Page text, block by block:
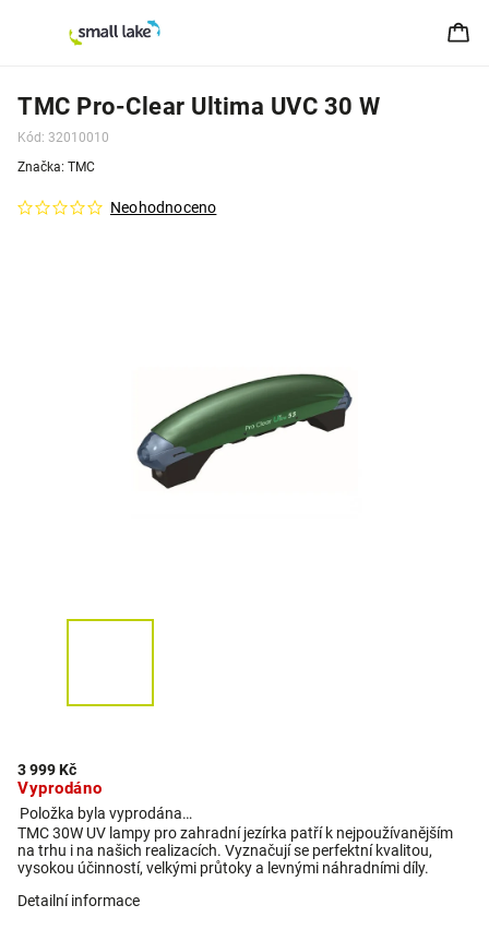
TMC Pro-Clear Ultima UVC 30 W
Kód: 32010010
Neohodnoceno
Značka: TMC
3 999 Kč
Vyprodáno
Položka byla vyprodána…
TMC 30W UV lampy pro zahradní jezírka patří k nejpoužívanějším
na trhu i na našich realizacích. Vyznačují se perfektní kvalitou,
vysokou účinností, velkými průtoky a levnými náhradními díly.
Detailní informace